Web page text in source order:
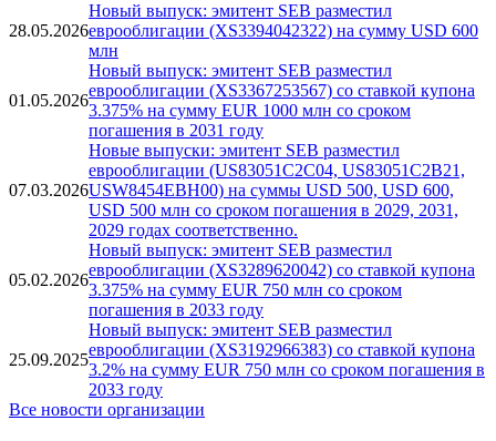
28.05.2026
Новый выпуск: эмитент SEB разместил
еврооблигации (XS3394042322) на сумму USD 600
млн
01.05.2026
Новый выпуск: эмитент SEB разместил
еврооблигации (XS3367253567) со ставкой купона
3.375% на сумму EUR 1000 млн со сроком
погашения в 2031 году
07.03.2026
Новые выпуски: эмитент SEB разместил
еврооблигации (US83051C2C04, US83051C2B21,
USW8454EBH00) на суммы USD 500, USD 600,
USD 500 млн со сроком погашения в 2029, 2031,
2029 годах соответственно.
05.02.2026
Новый выпуск: эмитент SEB разместил
еврооблигации (XS3289620042) со ставкой купона
3.375% на сумму EUR 750 млн со сроком
погашения в 2033 году
25.09.2025
Новый выпуск: эмитент SEB разместил
еврооблигации (XS3192966383) со ставкой купона
3.2% на сумму EUR 750 млн со сроком погашения в
2033 году
Все новости организации